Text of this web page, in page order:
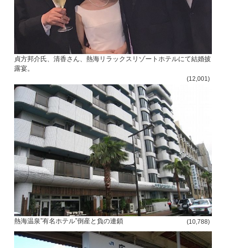
貞方邦介氏、清香さん、熱海リラックスリゾートホテルにて結婚披
露宴。
(12,001)
熱海温泉”有名ホテル”倒産と負の連鎖 (10,788)